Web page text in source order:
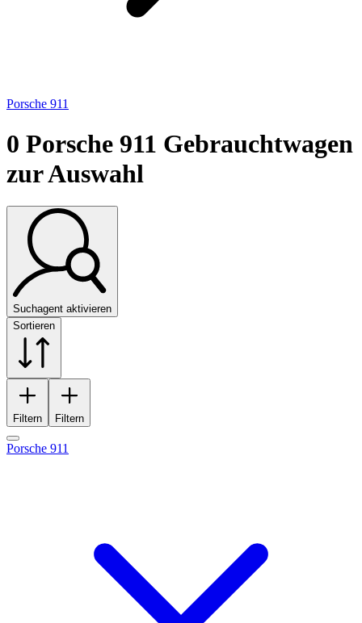
Porsche 911
0 Porsche 911 Gebrauchtwagen
zur Auswahl
Suchagent aktivieren
Sortieren
Filtern Filtern
Porsche 911